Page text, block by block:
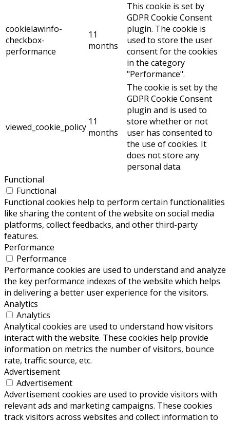
cookielawinfo-
checkbox-
performance
11
months
This cookie is set by
GDPR Cookie Consent
plugin. The cookie is
used to store the user
consent for the cookies
in the category
"Performance".
viewed_cookie_policy 11
months
The cookie is set by the
GDPR Cookie Consent
plugin and is used to
store whether or not
user has consented to
the use of cookies. It
does not store any
personal data.
Functional
Functional
Functional cookies help to perform certain functionalities
like sharing the content of the website on social media
platforms, collect feedbacks, and other third-party
features.
Performance
Performance
Performance cookies are used to understand and analyze
the key performance indexes of the website which helps
in delivering a better user experience for the visitors.
Analytics
Analytics
Analytical cookies are used to understand how visitors
interact with the website. These cookies help provide
information on metrics the number of visitors, bounce
rate, traffic source, etc.
Advertisement
Advertisement
Advertisement cookies are used to provide visitors with
relevant ads and marketing campaigns. These cookies
track visitors across websites and collect information to